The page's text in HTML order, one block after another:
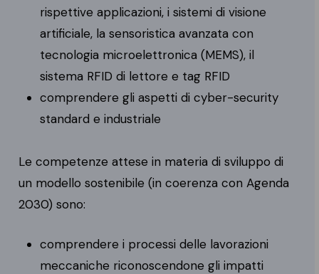
rispettive applicazioni, i sistemi di visione
artificiale, la sensoristica avanzata con
tecnologia microelettronica (MEMS), il
sistema RFID di lettore e tag RFID
comprendere gli aspetti di cyber-security
standard e industriale
Le competenze attese in materia di sviluppo di
un modello sostenibile (in coerenza con Agenda
2030) sono:
comprendere i processi delle lavorazioni
meccaniche riconoscendone gli impatti